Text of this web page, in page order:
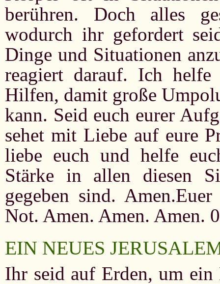
berühren. Doch alles
wodurch ihr gefordert
Dinge und Situationen
reagiert darauf. Ich
Hilfen, damit große
kann. Seid euch eurer
sehet mit Liebe auf eure
liebe euch und helfe
Stärke in allen diesen
gegeben sind.
Not. Amen. Amen. Amen.
EIN NEUES
Ihr seid auf Erden, um ein